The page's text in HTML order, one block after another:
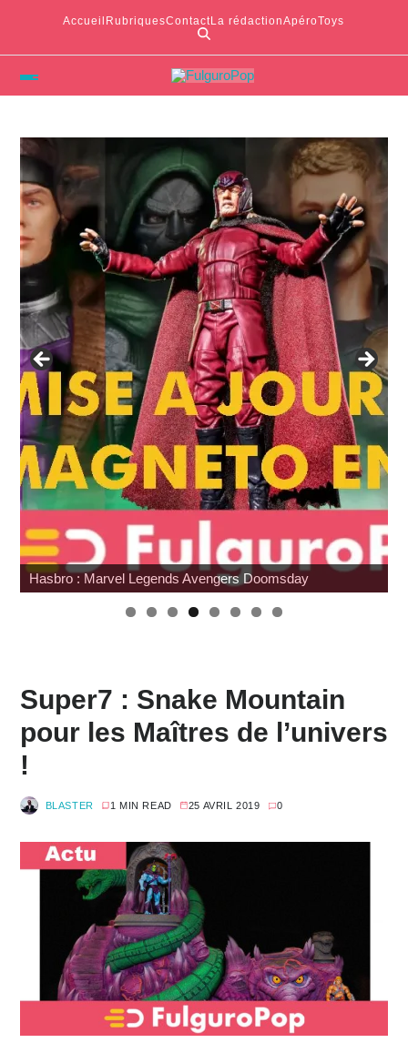
Accueil RubriquesContactLa rédactionApéroToys
Wonfest : les indépendants
Super7 : Snake Mountain
pour les Maîtres de l’univers
!
BLASTER 1 MIN READ 25 AVRIL 2019 0